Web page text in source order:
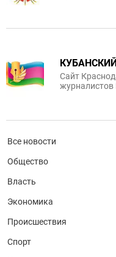
Сайт
журналистов
Все новости
Общество
Власть
Экономика
Происшествия
Спорт